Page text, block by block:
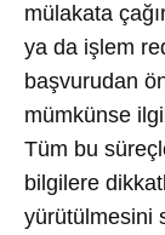
mülakata
ya da işlem
başvurudan
mümkünse
Tüm bu
bilgilere
yürütülmesini